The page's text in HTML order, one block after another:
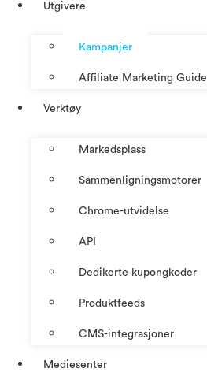
Utgivere
Kampanjer
Affiliate Marketing Guide
Verktøy
Markedsplass
Sammenligningsmotorer
Chrome-utvidelse
API
Dedikerte kupongkoder
Produktfeeds
CMS-integrasjoner
Mediesenter